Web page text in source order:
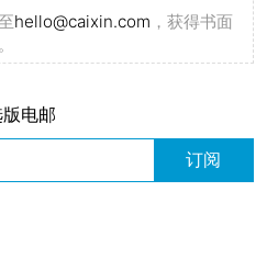
hello@caixin.com ，获得书面
电邮
订阅